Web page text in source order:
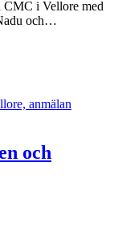
CMC i Vellore med
och…
och